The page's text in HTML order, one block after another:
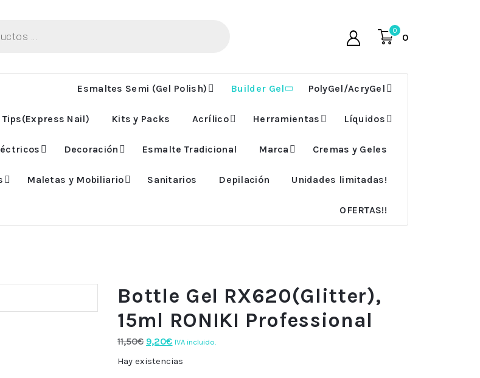
0
0
Esmaltes Semi (Gel Polish) Builder Gel PolyGel/AcryGel
Nail) Kits y Packs Acrílico Herramientas Líquidos
Decoración Esmalte Tradicional Marca Cremas y Geles
Maletas y Mobiliario Sanitarios Depilación Unidades limitadas!
OFERTAS!!
Bottle Gel RX620(Glitter),
15ml RONIKI Professional
11,50€ El
precio
9,20€El
precio
IVA incluido.
Hay existencias